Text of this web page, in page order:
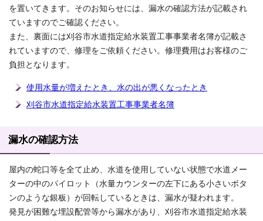
を置いてきます。そのお知らせには、漏水の確認方法が記載され
ていますのでご確認ください。
また、裏面には刈谷市水道指定給水装置工事事業者名簿が記載さ
れていますので、修理をご依頼ください。修理費用はお客様のご
負担となります。
使用水量が増えたとき、水の出が悪くなったとき
刈谷市水道指定給水装置工事事業者名簿
漏水の確認方法
屋内の蛇口等を全て止め、水道を使用していない状態で水道メー
ターの中のパイロット（水量カウンターの左下にある小さいボタ
ンのような銀板）が回転しているときは、漏水が疑われます。
発見が困難な埋設配管等から漏水があり、刈谷市水道指定給水装